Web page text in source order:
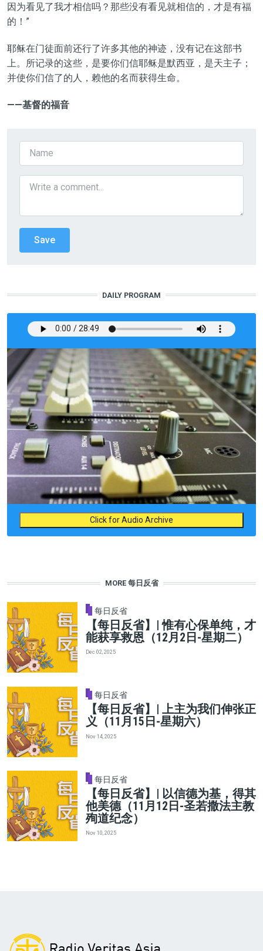
因为看见了我才相信吗？那些没有看见就相信的，才是有福
的！”
耶稣在门徒面前还行了许多其他的神迹，没有记在这部书
上。所记录的这些，是要你们信耶稣是默西亚，是天主子；
并使你们信了的人，赖他的名而获得生命。
——基督的福音
DAILY PROGRAM
Click for Audio Archive
MORE 每日反省
每日反省
【每日反省】| 惟有心保单纯，才
能获享救恩（12月2日-星期二）
Dec 02, 2025
每日反省
【每日反省】| 上主为我们伸张正
义（11月15日-星期六）
Nov 14, 2025
每日反省
【每日反省】| 以信德为基，得其
他美德（11月12日-圣若撒法主教
殉道纪念）
Nov 10, 2025